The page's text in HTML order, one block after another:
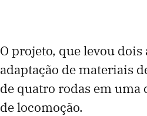
O projeto, que levou
adaptação de materiais
de quatro rodas em
de locomoção.